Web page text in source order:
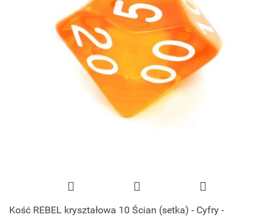
Kość REBEL kryształowa 10 Ścian (setka) - Cyfry -